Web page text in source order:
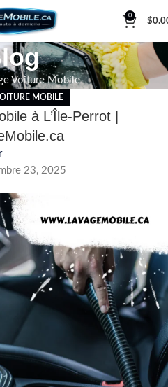
0
$
Voiture Mobile
MOBILE
à L’Île-Perrot |
23, 2025